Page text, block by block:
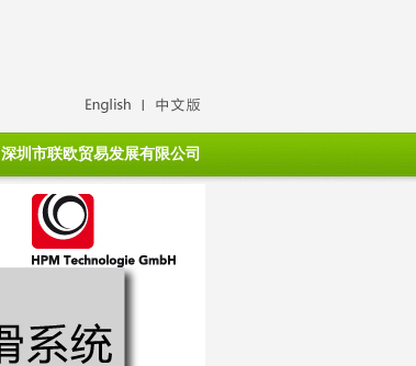
深圳市联欧贸易发展有限公司